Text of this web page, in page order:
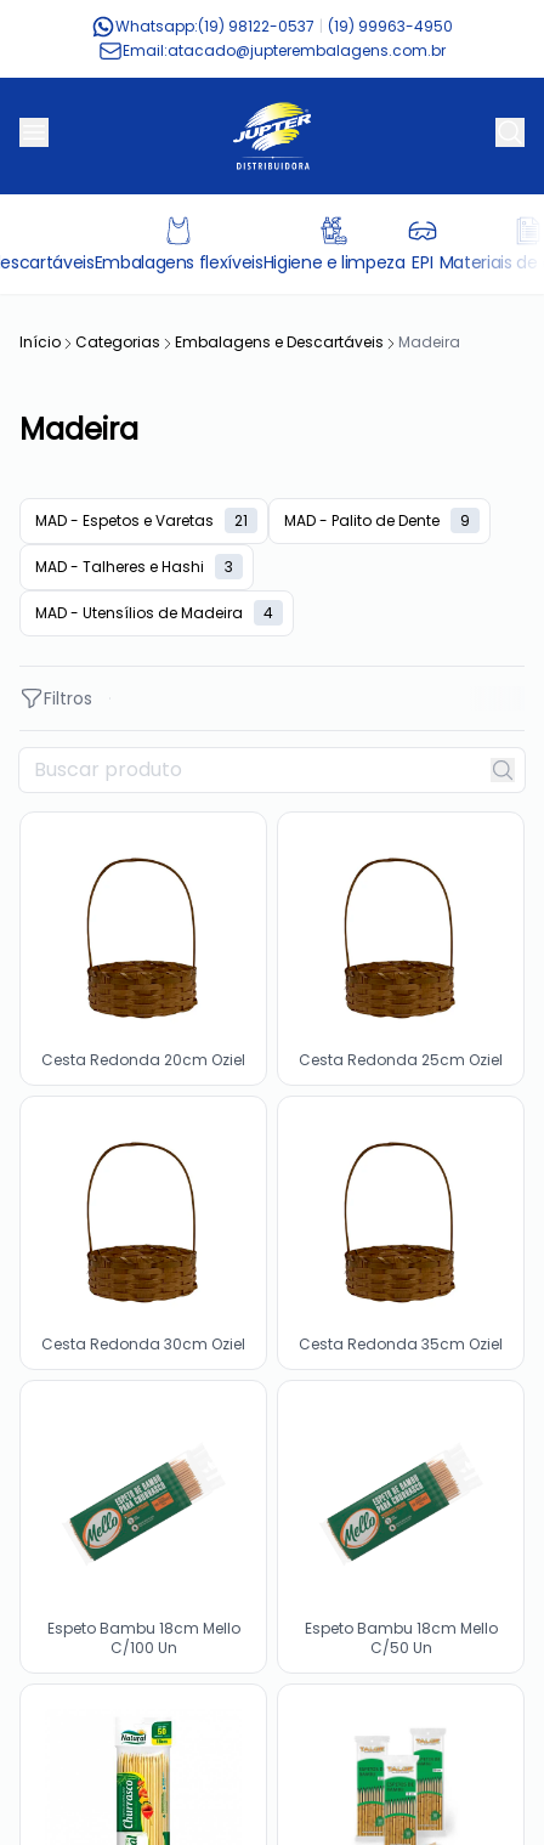
Whatsapp:(19) 98122-0537
(19) 99963-4950
Email:atacado@jupterembalagens.com.br
Embalagens flexíveisHigiene e limpeza EPI Materiais de
Início Categorias Embalagens e Descartáveis Madeira
Madeira
MAD - Espetos e Varetas 21 MAD - Palito de Dente 9
MAD - Talheres e Hashi 3
MAD - Utensílios de Madeira 4
Filtros
Cesta Redonda 20cm Oziel Cesta Redonda 25cm Oziel
Cesta Redonda 30cm Oziel Cesta Redonda 35cm Oziel
Espeto Bambu 18cm Mello
C/100 Un
Espeto Bambu 18cm Mello
C/50 Un